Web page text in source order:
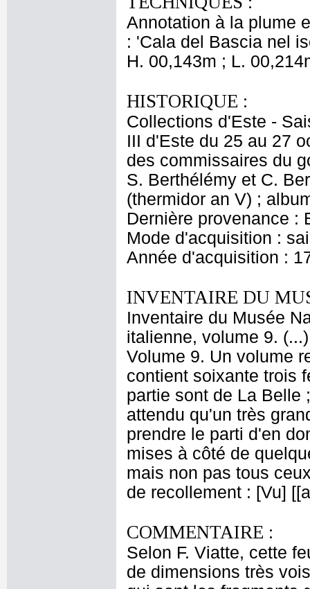
Annotation à la plume
: 'Cala del Bascia nel
H. 00,143m ; L.
HISTORIQUE :
Collections d'Este -
III d'Este du 25 au 27
des commissaires du
S. Berthélémy et C.
(thermidor an V) ;
Dernière provenance :
Mode d'acquisition :
Année d'acquisition :
INVENTAIRE DU
Inventaire du Musée
italienne, volume 9.
Volume 9. Un volume
contient soixante trois
partie sont de La Belle
attendu qu'un très
prendre le parti d'en
mises à côté de
mais non pas tous
de recollement : [Vu]
COMMENTAIRE :
Selon F. Viatte, cette
de dimensions très